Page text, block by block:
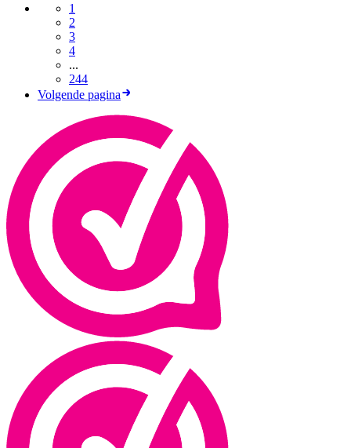
1
2
3
4
...
244
Volgende pagina